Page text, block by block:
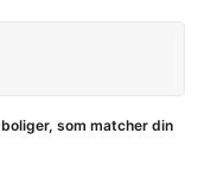
som matcher din